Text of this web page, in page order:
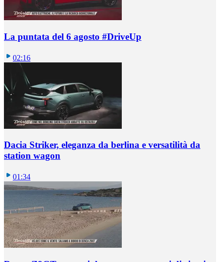
La puntata del 6 agosto #DriveUp
02:16
Dacia Striker, eleganza da berlina e versatilità da
station wagon
01:34